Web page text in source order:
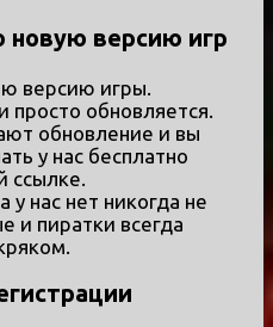
новую версию игр
версию игры.
просто обновляется.
обновление и вы
у нас бесплатно
ссылке.
у нас нет никогда не
и пиратки всегда